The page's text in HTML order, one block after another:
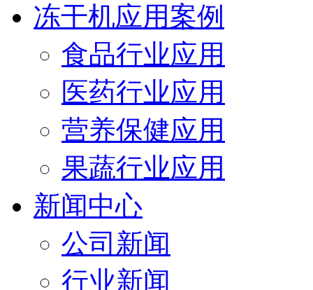
冻干机应用案例
食品行业应用
医药行业应用
营养保健应用
果蔬行业应用
新闻中心
公司新闻
行业新闻